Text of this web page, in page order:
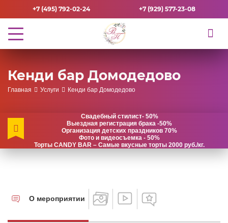
+7 (495) 792-02-24 +7 (929) 577-23-08
Кенди бар Домодедово
Главная Услуги Кенди бар Домодедово
Свадебный стилист- 50%
Выездная регистрация брака -50%
Организация детских праздников 70%
Фото и видеосъемка - 50%
Торты CANDY BAR – Самые вкусные торты 2000 руб./кг.
О мероприятии